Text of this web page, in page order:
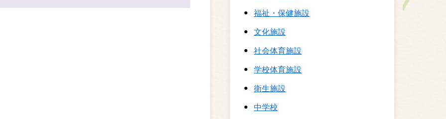
福祉・保健施設
文化施設
社会体育施設
学校体育施設
衛生施設
中学校